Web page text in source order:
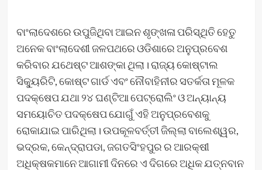
ବାଂଲାଦେଶରେ ଉପୁଜିଥିବା ଆଇନ ଶୃଙ୍ଖଳା ପରିସ୍ଥିତି ହେତୁ
ଅନେକ ବାଂଲାଦେଶୀ ଜଳପଥରେ ଓଡିଶାରେ ଅନୁପ୍ରବେଶ
କରିବାର ଯଥେଷ୍ଟ ଆଶଙ୍କା ଥିଲା। ରାଜ୍ୟ କୋଷ୍ଟାଲ
ସିକ୍ୟୁରିଟି, କୋଷ୍ଟ ଗାର୍ଡ ଏବଂ ନୌବାହିନୀର ସତର୍କତା ମୂଳକ
ପଦକ୍ଷେପ ଯଥା ୨୪ ଘଣ୍ଟିଆ ପେଟ୍ରୋଲିଂ ଓ ଅନ୍ୟାନ୍ୟ
ସମୟୋଚିତ ପଦକ୍ଷେପ ଯୋଗୁଁ ଏହି ଅନୁପ୍ରବେଶକୁ
ରୋକାଯାଇ ପାରିଥିଲା। ଉପକୂଳବର୍ତ୍ତୀ ଜିଲ୍ଲା ବାଲେଶ୍ୱର,
ଭଦ୍ରକ, କେନ୍ଦ୍ରାପଡା, ଜଗତସିଂହପୁର ର ଆରକ୍ଷୀ
ଅଧିକ୍ଷକମାନେ ଆଗାମୀ ଦିନରେ ଏ ଦିଗରେ ଅଧିକ ଯତ୍ନବାନ